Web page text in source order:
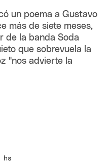
un poema a Gustavo
más de siete meses,
de la banda Soda
que sobrevuela la
"nos advierte la
hs